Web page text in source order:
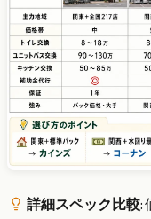
詳細スペック比較: